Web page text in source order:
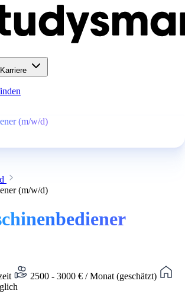
(m/w/d)
(m/w/d)
2500 - 3000 € / Monat (geschätzt)